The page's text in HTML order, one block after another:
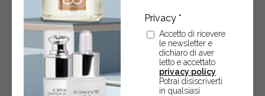
Accetto di ricevere
le newsletter e
dichiaro di aver
letto e accettato
privacy policy
Potrai disiscriverti
in qualsiasi